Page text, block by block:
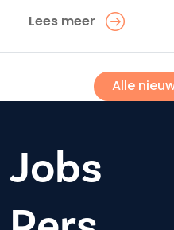
Lees meer
Alle
Jobs